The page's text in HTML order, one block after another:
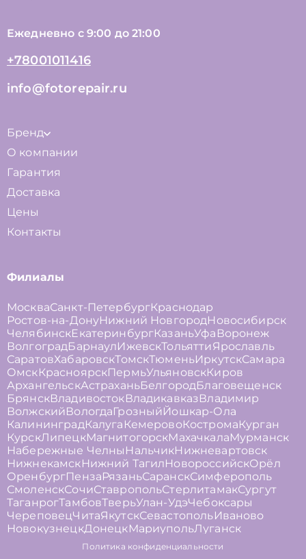
Ежедневно с 9:00 до 21:00
+78001011416
info@fotorepair.ru
Бренд
О компании
Гарантия
Доставка
Цены
Контакты
Филиалы
МоскваСанкт-ПетербургКраснодар
Ростов-на-ДонуНижний НовгородНовосибирск
ЧелябинскЕкатеринбургКазаньУфа Воронеж
ВолгоградБарнаулИжевскТольяттиЯрославль
СаратовХабаровскТомскТюменьИркутскСамара
ОмскКрасноярскПермьУльяновскКиров
АрхангельскАстраханьБелгородБлаговещенск
БрянскВладивостокВладикавказВладимир
ВолжскийВологдаГрозныйЙошкар-Ола
КалининградКалуга КемеровоКостромаКурган
КурскЛипецкМагнитогорскМахачкалаМурманск
Набережные Челны НальчикНижневартовск
НижнекамскНижний ТагилНовороссийскОрёл
ОренбургПензаРязаньСаранскСимферополь
СмоленскСочиСтавропольСтерлитамакСургут
ТаганрогТамбовТверьУлан-УдэЧебоксары
ЧереповецЧитаЯкутскСевастопольИваново
НовокузнецкДонецкМариупольЛуганск
Политика конфиденциальности